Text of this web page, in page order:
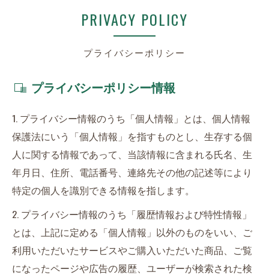
プライバシーポリシー
PRIVACY POLICY
プライバシーポリシー情報
1. プライバシー情報のうち「個人情報」とは、個人情報
保護法にいう「個人情報」を指すものとし、生存する個
人に関する情報であって、当該情報に含まれる氏名、生
年月日、住所、電話番号、連絡先その他の記述等により
特定の個人を識別できる情報を指します。
2. プライバシー情報のうち「履歴情報および特性情報」
とは、上記に定める「個人情報」以外のものをいい、ご
利用いただいたサービスやご購入いただいた商品、ご覧
になったページや広告の履歴、ユーザーが検索された検